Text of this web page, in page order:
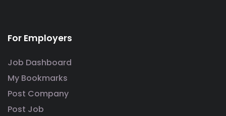
For Employers
Job Dashboard
My Bookmarks
Post Company
Post Job